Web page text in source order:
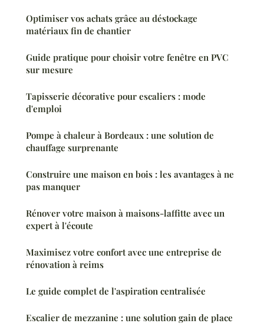
Optimiser vos achats grâce au déstockage
matériaux fin de chantier
Guide pratique pour choisir votre fenêtre en PVC
sur mesure
Tapisserie décorative pour escaliers : mode
d'emploi
Pompe à chaleur à Bordeaux : une solution de
chauffage surprenante
Construire une maison en bois : les avantages à ne
pas manquer
Rénover votre maison à maisons-laffitte avec un
expert à l'écoute
Maximisez votre confort avec une entreprise de
rénovation à reims
Le guide complet de l'aspiration centralisée
Escalier de mezzanine : une solution gain de place